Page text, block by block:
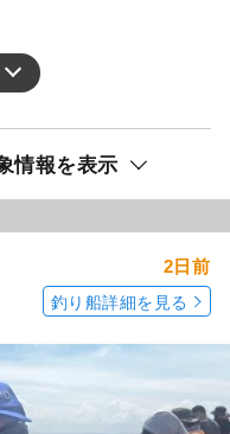
情報を表示
2日前
釣り船詳細を見る